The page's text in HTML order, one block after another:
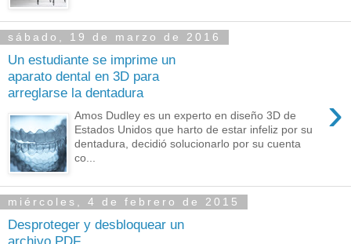
sábado, 19 de marzo de 2016
Un estudiante se imprime un
aparato dental en 3D para
arreglarse la dentadura
›
Amos Dudley es un experto en diseño 3D de
Estados Unidos que harto de estar infeliz por su
dentadura, decidió solucionarlo por su cuenta
co...
miércoles, 4 de febrero de 2015
Desproteger y desbloquear un